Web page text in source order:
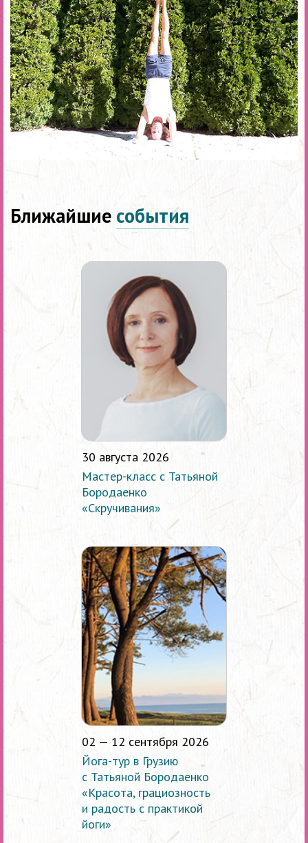
Ближайшие события
30 августа 2026
Мастер-класс с Татьяной
Бородаенко
«Скручивания»
02 — 12 сентября 2026
Йога-тур в Грузию
с Татьяной Бородаенко
«Красота, грациозность
и радость с практикой
йоги»